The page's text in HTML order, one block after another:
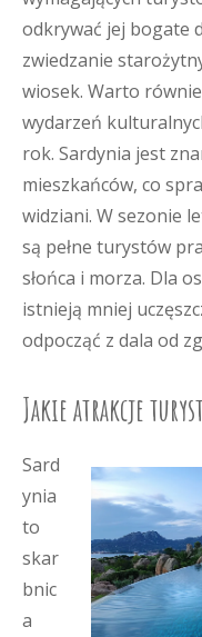
odkrywać jej bogate
zwiedzanie
wiosek. Warto
wydarzeń
rok. Sardynia jest
mieszkańców, co
widziani. W sezonie
są pełne turystów
słońca i morza. Dla
istnieją mniej
odpocząć z dala od
Jakie atrakcje
Sard
ynia
to
skar
bnic
a